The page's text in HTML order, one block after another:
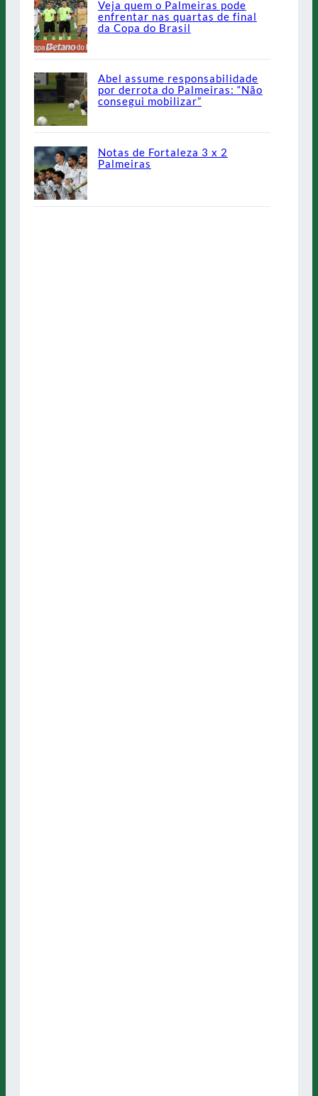
Veja quem o Palmeiras pode
enfrentar nas quartas de final
da Copa do Brasil
Abel assume responsabilidade
por derrota do Palmeiras: “Não
consegui mobilizar”
Notas de Fortaleza 3 x 2
Palmeiras